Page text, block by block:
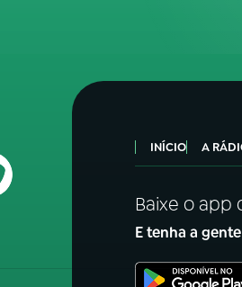
INÍCIO A
Baixe o app
E tenha a